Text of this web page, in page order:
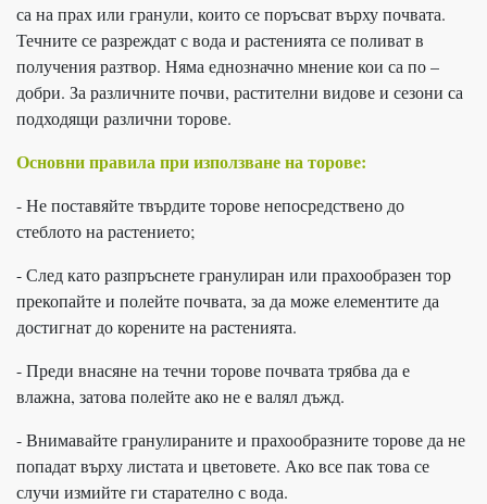
са на прах или гранули, които се поръсват върху почвата.
Течните се разреждат с вода и растенията се поливат в
получения разтвор. Няма еднозначно мнение кои са по –
добри. За различните почви, растителни видове и сезони са
подходящи различни торове.
Основни правила при използване на торове:
- Не поставяйте твърдите торове непосредствено до
стеблото на растението;
- След като разпръснете гранулиран или прахообразен тор
прекопайте и полейте почвата, за да може елементите да
достигнат до корените на растенията.
- Преди внасяне на течни торове почвата трябва да е
влажна, затова полейте ако не е валял дъжд.
- Внимавайте гранулираните и прахообразните торове да не
попадат върху листата и цветовете. Ако все пак това се
случи измийте ги старателно с вода.